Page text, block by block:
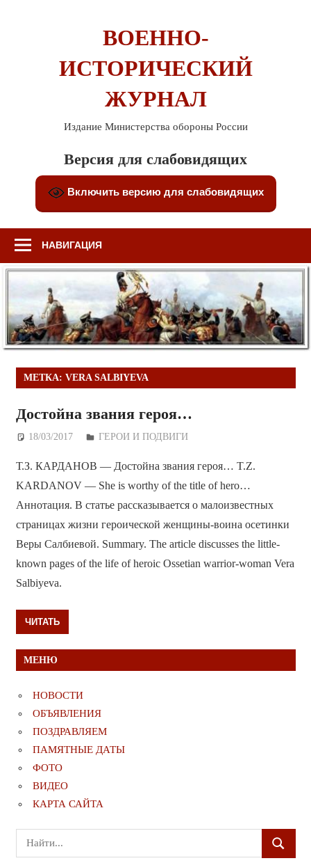
ВОЕННО-
ИСТОРИЧЕСКИЙ
ЖУРНАЛ
Издание Министерства обороны России
Версия для слабовидящих
Включить версию для слабовидящих
НАВИГАЦИЯ
МЕТКА: VERA SALBIYEVA
Достойна звания героя…
18/03/2017 Дежурный по Редакции
ГЕРОИ И ПОДВИГИ
Т.З. КАРДАНОВ — Достойна звания героя… T.Z.
KARDANOV — She is worthy of the title of hero…
Аннотация. В статье рассказывается о малоизвестных
страницах жизни героической женщины-воина осетинки
Веры Салбиевой. Summary. The article discusses the little-
known pages of the life of heroic Ossetian warrior-woman Vera
Salbiyeva.
ЧИТАТЬ
МЕНЮ
НОВОСТИ
ОБЪЯВЛЕНИЯ
ПОЗДРАВЛЯЕМ
ПАМЯТНЫЕ ДАТЫ
ФОТО
ВИДЕО
КАРТА САЙТА
Поиск
для:
ПОИСК